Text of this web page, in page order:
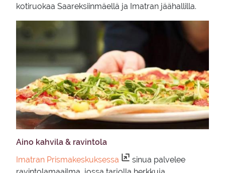
kotiruokaa Saareksiinmäellä ja Imatran jäähallilla.
Aino kah­vi­la & ra­vin­to­la
Imatran Prismakeskuksessa
sinua palvelee